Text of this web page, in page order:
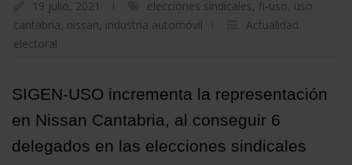
19 julio, 2021 elecciones sindicales, fi-uso, uso
cantabria, nissan, industria automóvil
Actualidad
electoral
SIGEN-USO incrementa la representación
en Nissan Cantabria, al conseguir 6
delegados en las elecciones sindicales